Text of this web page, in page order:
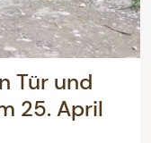
Tür und
25. April